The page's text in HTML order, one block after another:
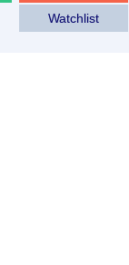
Watchlist